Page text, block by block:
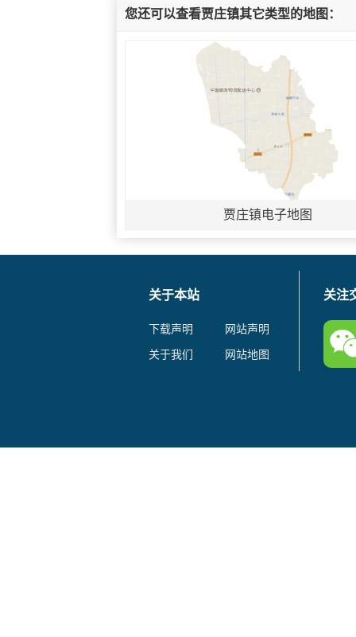
您还可以查看贾庄镇其它类型的地图：
贾庄镇电子地图
关于本站
下载声明
网站声明
关于我们
网站地图
关注